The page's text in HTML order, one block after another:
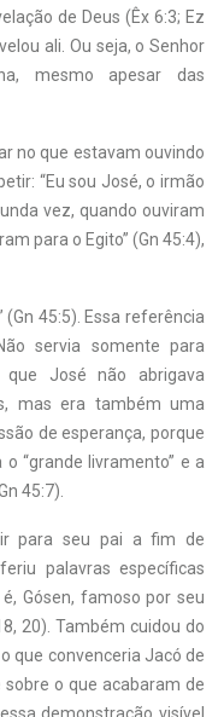
de Deus (Êx 6:3; Ez
ali. Ou seja, o Senhor
mesmo apesar das
no que estavam ouvindo
“Eu sou José, o irmão
vez, quando ouviram
para o Egito” (Gn 45:4),
(Gn 45:5). Essa referência
servia somente para
José não abrigava
mas era também uma
de esperança, porque
“grande livramento” e a
45:7).
para seu pai a fim de
palavras específicas
Gósen, famoso por seu
20). Também cuidou do
que convenceria Jacó de
o que acabaram de